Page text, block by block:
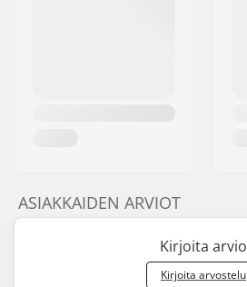
ASIAKKAIDEN ARVIOT
Kirjoita arvio
Kirjoita arvostelu